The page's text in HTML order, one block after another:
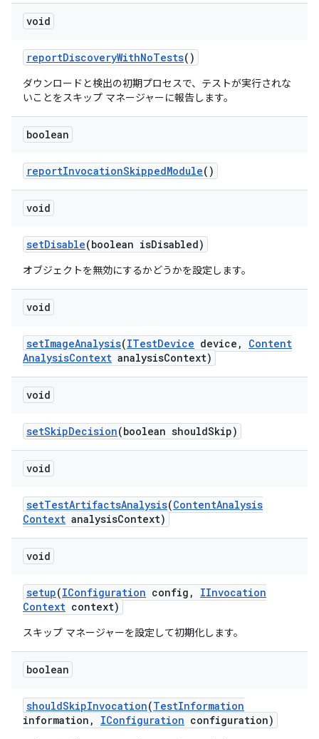
void
reportDiscoveryWithNoTests()
ダウンロードと検出の初期プロセスで、テストが実行されな
いことをスキップ マネージャーに報告します。
boolean
reportInvocationSkippedModule()
void
setDisable(boolean isDisabled)
オブジェクトを無効にするかどうかを設定します。
void
setImageAnalysis(ITestDevice device ,
Content
AnalysisContext analysisContext)
void
setSkipDecision(boolean shouldSkip)
void
setTestArtifactsAnalysis(ContentAnalysis
Context analysisContext)
void
setup(IConfiguration config ,
IInvocation
Context context)
スキップ マネージャーを設定して初期化します。
boolean
shouldSkipInvocation(TestInformation
information , IConfiguration configuration)